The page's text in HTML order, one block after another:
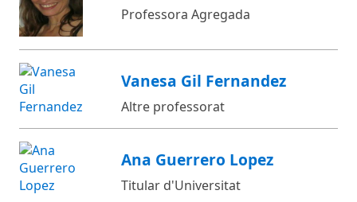
Professora Agregada
Vanesa Gil Fernandez
Altre professorat
Ana Guerrero Lopez
Titular d'Universitat